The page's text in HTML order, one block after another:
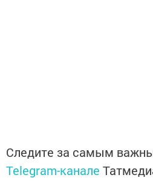
Следите за самым
Telegram-канале